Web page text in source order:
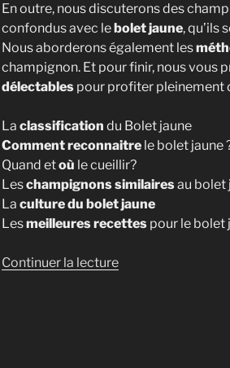
En outre, nous discuterons des
confondus avec le bolet jaune, qu’ils
Nous aborderons également les
champignon. Et pour finir, nous vous
délectables pour profiter pleinement
La classification du Bolet jaune
Comment reconnaitre le bolet jaune
Quand etoù le cueillir?
Leschampignons similairesau bolet
La culture du bolet jaune
Lesmeilleures recettes pour le bolet
Continuer la lecturede